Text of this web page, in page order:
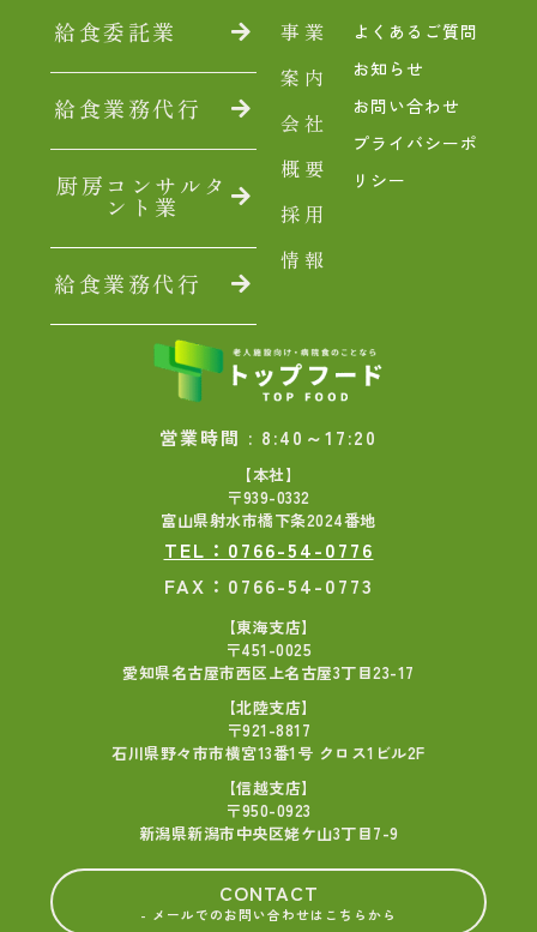
給食委託業
給食業務代行
厨房コンサルタ
ント業
給食業務代行
事業
案内
会社
概要
採用
情報
よくあるご質問
お知らせ
お問い合わせ
プライバシーポ
リシー
営業時間 : 8:40～17:20
【本社】
〒939-0332
富山県射水市橋下条2024番地
TEL：0766-54-0776
FAX：0766-54-0773
【東海支店】
〒451-0025
愛知県名古屋市西区上名古屋3丁目23-17
【北陸支店】
〒921-8817
石川県野々市市横宮13番1号 クロス1ビル2F
【信越支店】
〒950-0923
新潟県新潟市中央区姥ケ山3丁目7-9
CONTACT
- メールでのお問い合わせはこちらから